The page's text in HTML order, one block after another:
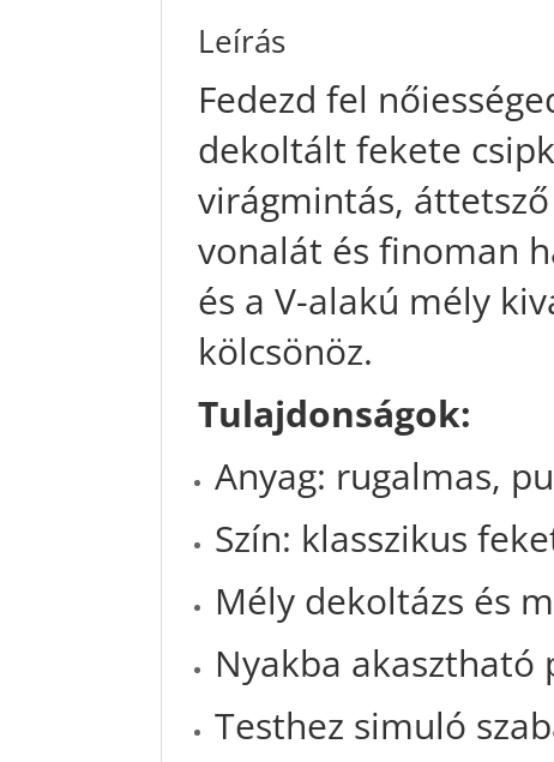
Leírás
Fedezd fel
dekoltált fekete
virágmintás,
vonalát és finoman
és a V-alakú mély
kölcsönöz.
Tulajdonságok:
Anyag: rugalmas,
Szín: klasszikus
Mély dekoltázs és
Nyakba
Testhez simuló